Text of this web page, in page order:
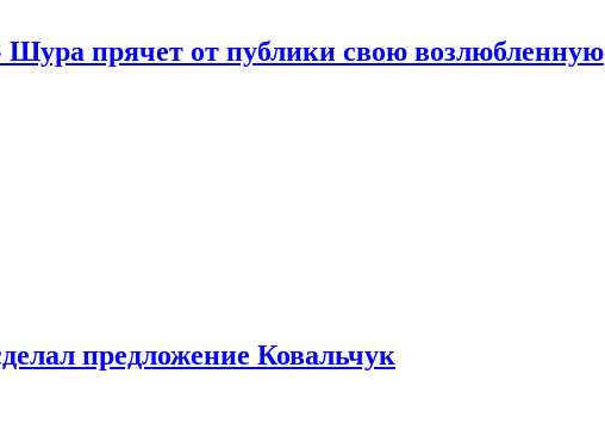
прячет от публики свою возлюбленную
предложение Ковальчук